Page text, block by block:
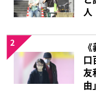
人
口
友
由」
2